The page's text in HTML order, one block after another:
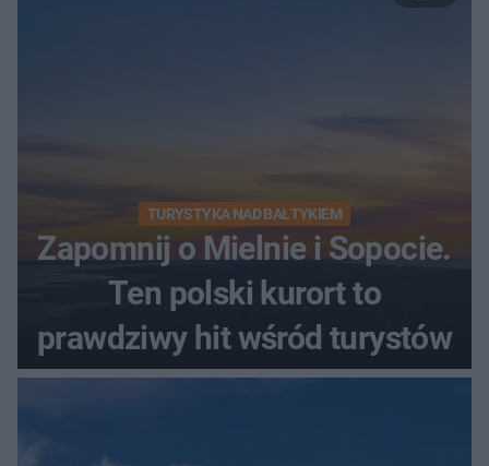
TURYSTYKA NAD BAŁTYKIEM
Zapomnij o Mielnie i Sopocie.
Ten polski kurort to
prawdziwy hit wśród turystów